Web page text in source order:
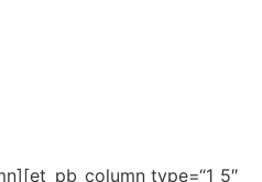
type=“1_5″